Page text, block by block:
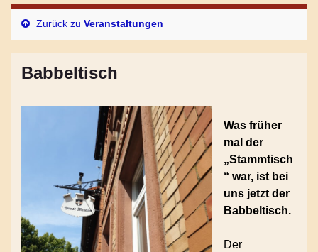
Zurück zu Veranstaltungen
Babbeltisch
Was früher
mal der
„Stammtisch
“ war, ist bei
uns jetzt der
Babbeltisch.
Der